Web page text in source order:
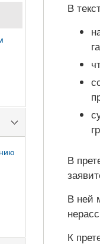
В
В
В ней
К